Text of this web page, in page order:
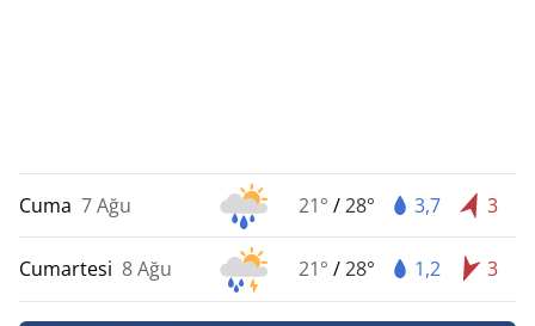
Cuma 7 Ağu 21° /28° 3,7 3
Cumartesi 8 Ağu 21° /28° 1,2 3